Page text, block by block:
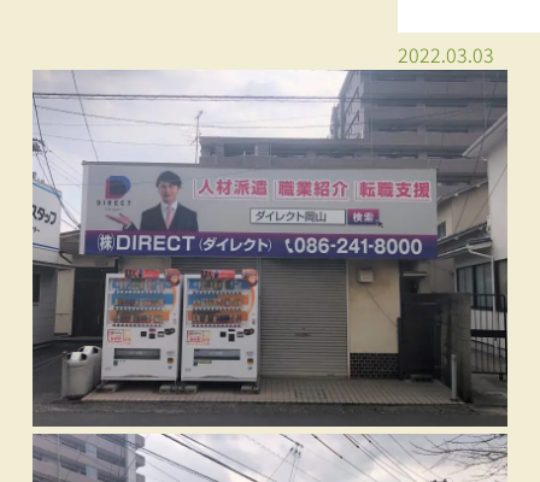
2022.03.03